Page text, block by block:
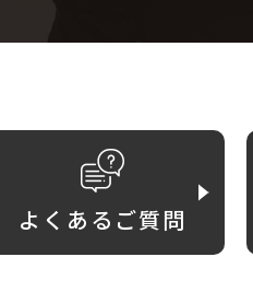
よくあるご質問